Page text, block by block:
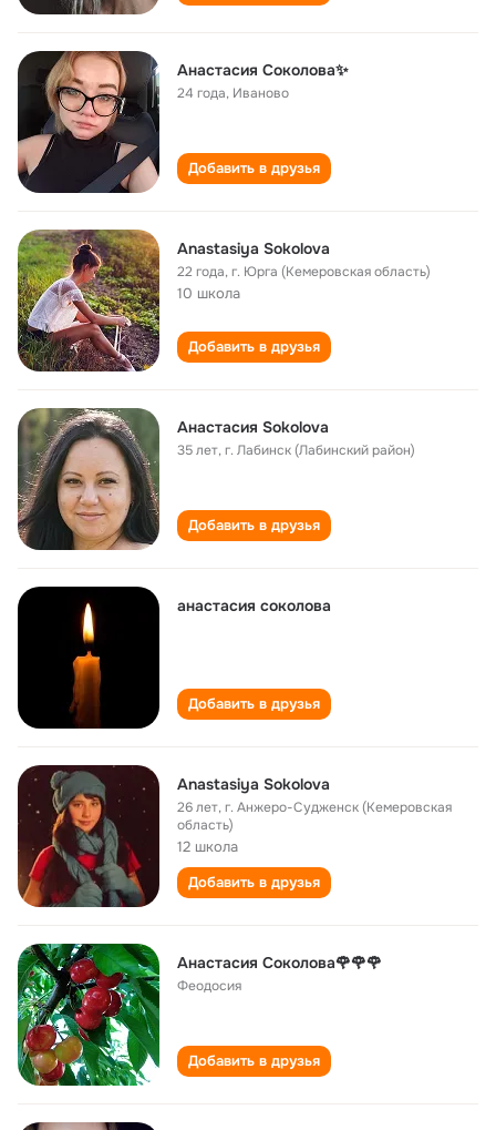
Анастасия Соколова✨
24 года, Иваново
Добавить в друзья
Anastasiya Sokolova
22 года,г. Юрга (Кемеровская область)
10 школа
Добавить в друзья
Анастасия Sokolova
35 лет,г. Лабинск (Лабинский район)
Добавить в друзья
анастасия соколова
Добавить в друзья
Anastasiya Sokolova
26 лет,г. Анжеро-Судженск (Кемеровская
область)
12 школа
Добавить в друзья
Анастасия Соколова🌹🌹🌹
Феодосия
Добавить в друзья